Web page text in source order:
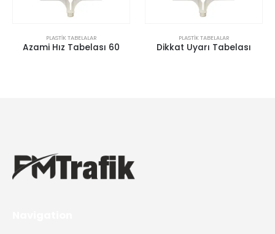
PLASTIK TABELALAR
Azami Hız Tabelası 60
PLASTIK TABELALAR
Dikkat Uyarı Tabelası